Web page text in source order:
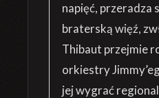
napięć, przeradza
braterską więź,
Thibaut przejmie
orkiestry
jej wygrać